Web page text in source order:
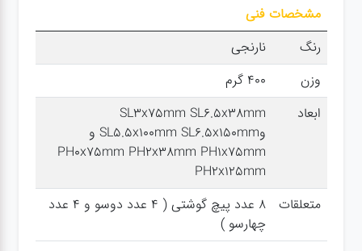
تجهیزات
کمپ
گجت
مشخصات فنی
رنگ
نارنجی
وزن
400 گرم
ابعاد
SL۳x۷۵mm SL۶.۵x۳۸mm
وSL۵.۵x۱۰۰mm SL۶.۵x۱۵۰mm و
PH۰x۷۵mm PH۲x۳۸mm PH۱x۷۵mm
PH۲x۱۲۵mm
متعلقات
8 عدد پیچ گوشتی ( 4 عدد دوسو و 4 عدد
چهارسو )